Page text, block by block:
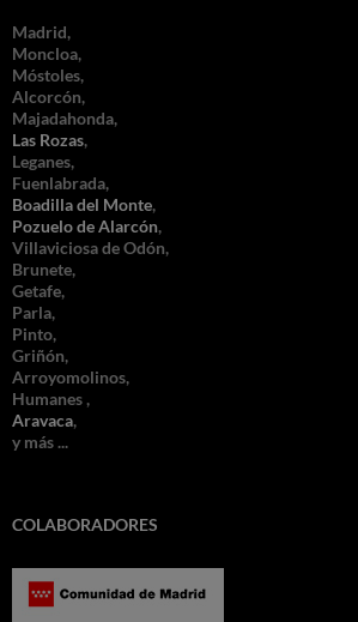
Madrid,
Moncloa,
Móstoles,
Alcorcón,
Majadahonda,
Las Rozas,
Leganes,
Fuenlabrada,
Boadilla del Monte,
Pozuelo de Alarcón,
Villaviciosa de Odón,
Brunete,
Getafe,
Parla,
Pinto,
Griñón,
Arroyomolinos,
Humanes ,
Aravaca,
y más ...
COLABORADORES